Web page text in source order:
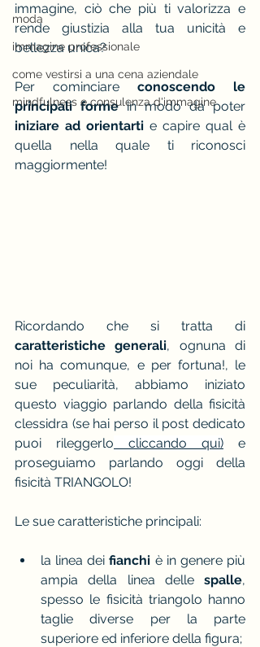
moda
immagine professionale
come vestirsi a una cena aziendale
mindfulness e consulenza d'immagine
immagine, ciò che più ti valorizza e
rende giustizia alla tua unicità e
bellezza unica?
Per cominciare conoscendo le
principali forme
iniziare ad orientarti e capire qual è
quella nella quale ti riconosci
maggiormente!
caratteristiche generali, ognuna di
noi ha comunque, e per fortuna!, le
sue peculiarità, abbiamo iniziato
questo viaggio parlando della fisicità
clessidra (se hai perso il post dedicato
puoi rileggerlo cliccando qui) e
proseguiamo parlando oggi della
fisicità TRIANGOLO!
Le sue caratteristiche principali:
la linea dei fianchi è in genere più
ampia della linea delle spalle,
spesso le fisicità triangolo hanno
taglie diverse per la parte
superiore ed inferiore della figura;